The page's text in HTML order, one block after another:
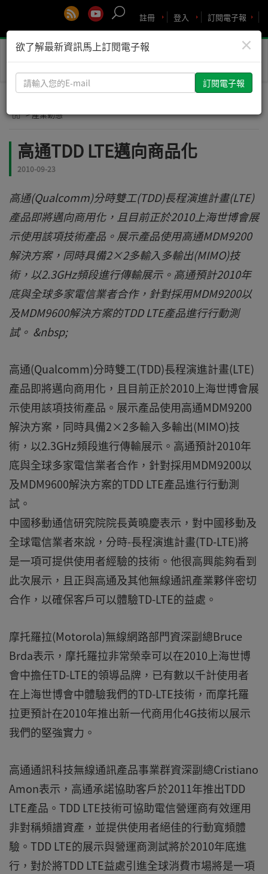
訂閱電子報
登入
註冊
Toggle
> 產業動態
高通TDD LTE邁向商品化
2010-09-23
高通(Qualcomm)分時雙工(TDD)長程演進計畫(LTE)
產品即將邁向商用化，且目前正於2010上海世博會展
示使用該項技術產品。展示產品使用高通MDM9200
解決方案，同時具備2×2多輸入多輸出(MIMO)技
術，以2.3GHz頻段進行傳輸展示。高通預計2010年
底與全球多家電信業者合作，針對採用MDM9200以
及MDM9600解決方案的TDD LTE產品進行行動測
試。 &nbsp;
高通(Qualcomm)分時雙工(TDD)長程演進計畫(LTE)
產品即將邁向商用化，且目前正於2010上海世博會展
示使用該項技術產品。展示產品使用高通MDM9200
解決方案，同時具備2×2多輸入多輸出(MIMO)技
術，以2.3GHz頻段進行傳輸展示。高通預計2010年
底與全球多家電信業者合作，針對採用MDM9200以
及MDM9600解決方案的TDD LTE產品進行行動測
試。
中國移動通信研究院院長黃曉慶表示，對中國移動及
全球電信業者來說，分時-長程演進計畫(TD-LTE)將
是一項可提供使用者經驗的技術。他很高興能夠看到
此次展示，且正與高通及其他無線通訊產業夥伴密切
合作，以確保客戶可以體驗TD-LTE的益處。
摩托羅拉(Motorola)無線網路部門資深副總Bruce
Brda表示，摩托羅拉非常榮幸可以在2010上海世博
會中擔任TD-LTE的領導品牌，已有數以千計使用者
在上海世博會中體驗我們的TD-LTE技術，而摩托羅
拉更預計在2010年推出新一代商用化4G技術以展示
我們的堅強實力。
高通通訊科技無線通訊產品事業群資深副總Cristiano
Amon表示，高通承諾協助客戶於2011年推出TDD
LTE產品。TDD LTE技術可協助電信營運商有效運用
非對稱頻譜資產，並提供使用者絕佳的行動寬頻體
驗。TDD LTE的展示與營運商測試將於2010年底進
行，對於將TDD LTE益處引進全球消費市場將是一項
×
欲了解最新資訊馬上訂閱電子報
請
輸
您
E-
mail